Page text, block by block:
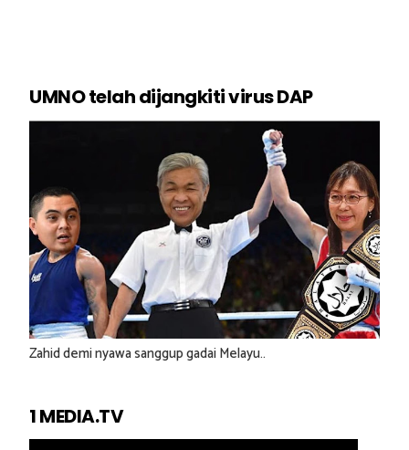
UMNO telah dijangkiti virus DAP
Zahid demi nyawa sanggup gadai Melayu..
1 MEDIA.TV